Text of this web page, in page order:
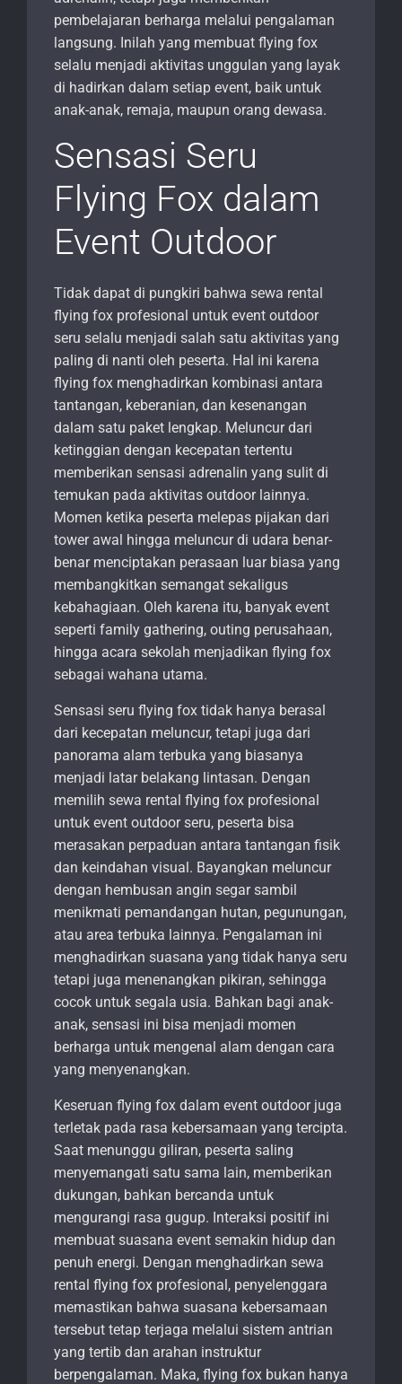
pembelajaran berharga melalui pengalaman
langsung. Inilah yang membuat flying fox
selalu menjadi aktivitas unggulan yang layak
di hadirkan dalam setiap event, baik untuk
anak-anak, remaja, maupun orang dewasa.
Sensasi Seru
Flying Fox dalam
Event Outdoor
Tidak dapat di pungkiri bahwa sewa rental
flying fox profesional untuk event outdoor
seru selalu menjadi salah satu aktivitas yang
paling di nanti oleh peserta. Hal ini karena
flying fox menghadirkan kombinasi antara
tantangan, keberanian, dan kesenangan
dalam satu paket lengkap. Meluncur dari
ketinggian dengan kecepatan tertentu
memberikan sensasi adrenalin yang sulit di
temukan pada aktivitas outdoor lainnya.
Momen ketika peserta melepas pijakan dari
tower awal hingga meluncur di udara benar-
benar menciptakan perasaan luar biasa yang
membangkitkan semangat sekaligus
kebahagiaan. Oleh karena itu, banyak event
seperti family gathering, outing perusahaan,
hingga acara sekolah menjadikan flying fox
sebagai wahana utama.
Sensasi seru flying fox tidak hanya berasal
dari kecepatan meluncur, tetapi juga dari
panorama alam terbuka yang biasanya
menjadi latar belakang lintasan. Dengan
memilih sewa rental flying fox profesional
untuk event outdoor seru, peserta bisa
merasakan perpaduan antara tantangan fisik
dan keindahan visual. Bayangkan meluncur
dengan hembusan angin segar sambil
menikmati pemandangan hutan, pegunungan,
atau area terbuka lainnya. Pengalaman ini
menghadirkan suasana yang tidak hanya seru
tetapi juga menenangkan pikiran, sehingga
cocok untuk segala usia. Bahkan bagi anak-
anak, sensasi ini bisa menjadi momen
berharga untuk mengenal alam dengan cara
yang menyenangkan.
Keseruan flying fox dalam event outdoor juga
terletak pada rasa kebersamaan yang tercipta.
Saat menunggu giliran, peserta saling
menyemangati satu sama lain, memberikan
dukungan, bahkan bercanda untuk
mengurangi rasa gugup. Interaksi positif ini
membuat suasana event semakin hidup dan
penuh energi. Dengan menghadirkan sewa
rental flying fox profesional, penyelenggara
memastikan bahwa suasana kebersamaan
tersebut tetap terjaga melalui sistem antrian
yang tertib dan arahan instruktur
berpengalaman. Maka, flying fox bukan hanya